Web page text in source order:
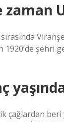
şehri
çağlardan